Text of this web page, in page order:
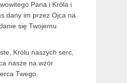
Pana i Króla i
dany im przez Ojca na
się Twojemu
Królu naszych serc,
nasze na wzór
Twego.